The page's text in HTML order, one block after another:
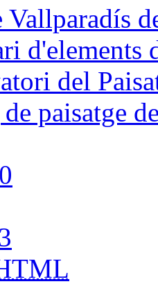
Vallparadís
d'elements
del
paisatge